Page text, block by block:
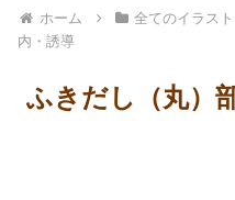
ホーム 全てのイラスト
内・誘導
ふきだし（丸）